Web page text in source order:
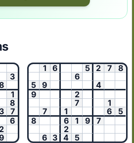
3
1
8
3
7
6
2
1 6 5 2 7
8
6
5
9
4
9
2
7
1
7
1 6
5
8
6 1 9
7
2
6 3 4 5